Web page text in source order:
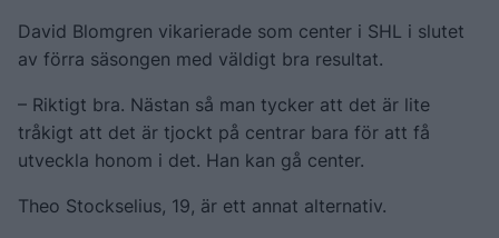
David Blomgren vikarierade som center i SHL i slutet
av förra säsongen med väldigt bra resultat.
– Riktigt bra. Nästan så man tycker att det är lite
tråkigt att det är tjockt på centrar bara för att få
utveckla honom i det. Han kan gå center.
Theo Stockselius, 19, är ett annat alternativ.